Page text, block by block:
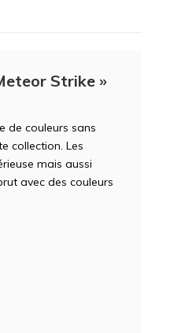
Strike »
de couleurs sans
collection. Les
mais aussi
avec des couleurs